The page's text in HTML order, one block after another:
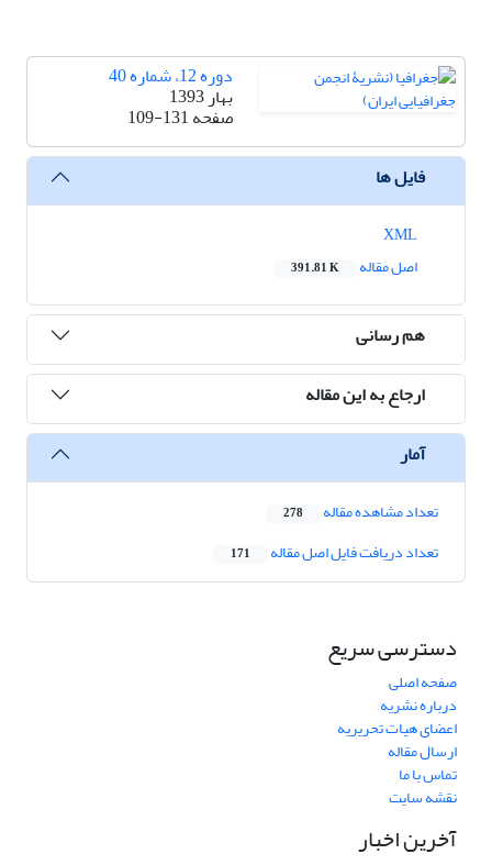
دوره 12، شماره 40
بهار 1393
صفحه109-131
فایل ها
اصل مقاله
391.81 K
هم رسانی
ارجاع به این مقاله
آمار
تعداد مشاهده مقاله 278
تعداد دریافت فایل اصل مقاله 171
دسترسی سریع
صفحه اصلی
درباره نشریه
اعضای هیات تحریریه
ارسال مقاله
تماس با ما
نقشه سایت
آخرین اخبار